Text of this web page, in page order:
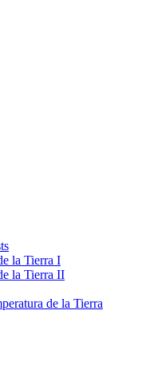
la Tierra I
la Tierra II
de la Tierra